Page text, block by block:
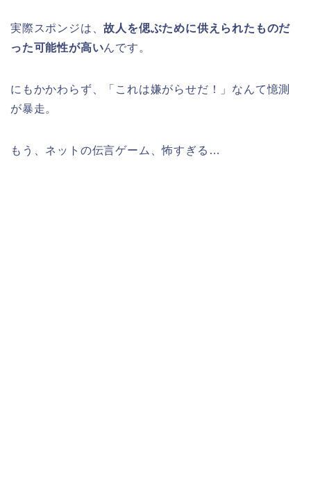
実際スポンジは、故人を偲ぶために供えられたものだ
った可能性が高いんです。
にもかかわらず、「これは嫌がらせだ！」なんて憶測
が暴走。
もう、ネットの伝言ゲーム、怖すぎる…